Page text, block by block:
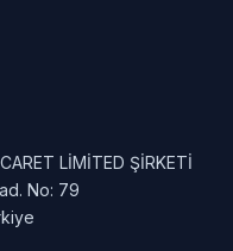
LİMİTED ŞİRKETİ
No: 79